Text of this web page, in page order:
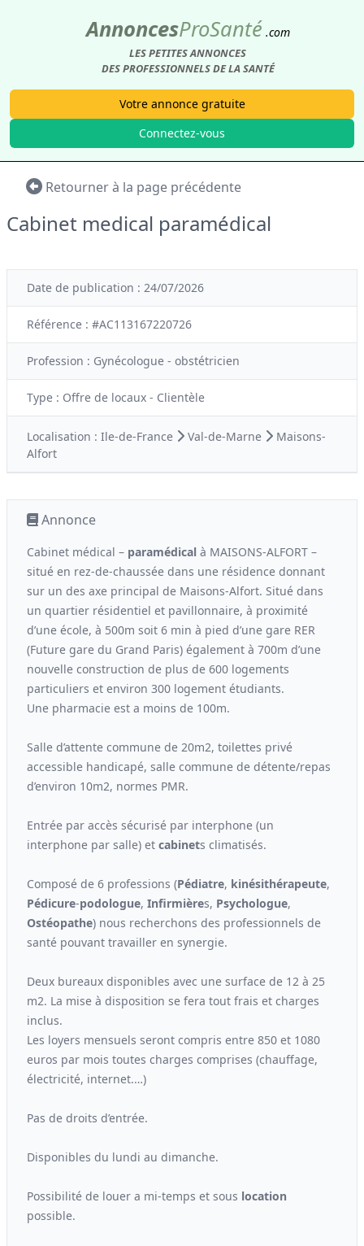
AnnoncesProSanté .com
LES PETITES ANNONCES
DES PROFESSIONNELS DE LA SANTÉ
Votre annonce gratuite
Connectez-vous
Retourner à la page précédente
Cabinet medical paramédical
Date de publication : 24/07/2026
Référence : #AC113167220726
Profession : Gynécologue - obstétricien
Type : Offre de locaux - Clientèle
Localisation : Ile-de-France Val-de-Marne
Maisons-
Alfort
Annonce
Cabinet médical – paramédical à MAISONS-ALFORT –
situé en rez-de-chaussée dans une résidence donnant
sur un des axe principal de Maisons-Alfort. Situé dans
un quartier résidentiel et pavillonnaire, à proximité
d’une école, à 500m soit 6 min à pied d’une gare RER
(Future gare du Grand Paris) également à 700m d’une
nouvelle construction de plus de 600 logements
particuliers et environ 300 logement étudiants.
Une pharmacie est a moins de 100m.
Salle d’attente commune de 20m2, toilettes privé
accessible handicapé, salle commune de détente/repas
d’environ 10m2, normes PMR.
Entrée par accès sécurisé par interphone (un
interphone par salle) et cabinets climatisés.
Composé de 6 professions (Pédiatre, kinésithérapeute,
Pédicure-podologue, Infirmières, Psychologue,
Ostéopathe) nous recherchons des professionnels de
santé pouvant travailler en synergie.
Deux bureaux disponibles avec une surface de 12 à 25
m2. La mise à disposition se fera tout frais et charges
inclus.
Les loyers mensuels seront compris entre 850 et 1080
euros par mois toutes charges comprises (chauffage,
électricité, internet.…)
Pas de droits d’entrée.
Disponibles du lundi au dimanche.
Possibilité de louer a mi-temps et sous location
possible.